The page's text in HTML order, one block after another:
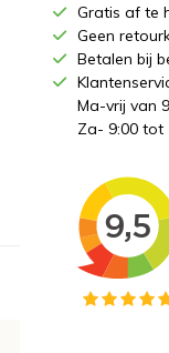
Gratis af te
Geen
Betalen bij
Ma-vrij van
Za- 9:00 tot